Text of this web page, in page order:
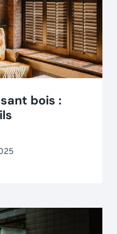
bois :